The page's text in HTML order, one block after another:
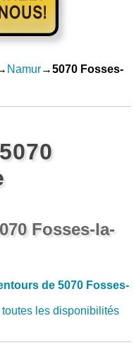
Namur→5070 Fosses-
Fosses-la-
de 5070 Fosses-
toutes les disponibilités